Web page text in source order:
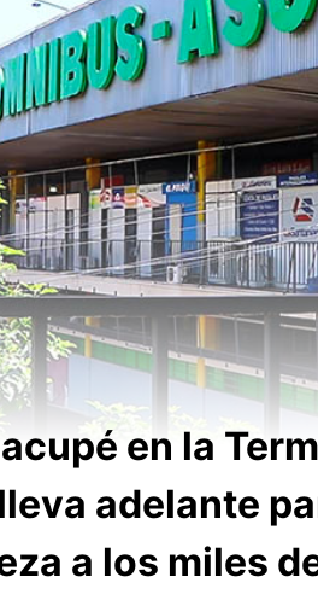
en la
adelante
a los miles